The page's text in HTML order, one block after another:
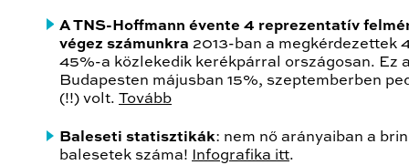
A TNS-Hoffmann évente 4 reprezentatív
végez számunkra 2013-ban a megkérdezettek
45%-a közlekedik kerékpárral országosan. Ez
Budapesten májusban 15%, szeptemberben
(!!) volt. Tovább
Baleseti statisztikák: nem nő arányaiban a
balesetek száma!
Infografika itt.